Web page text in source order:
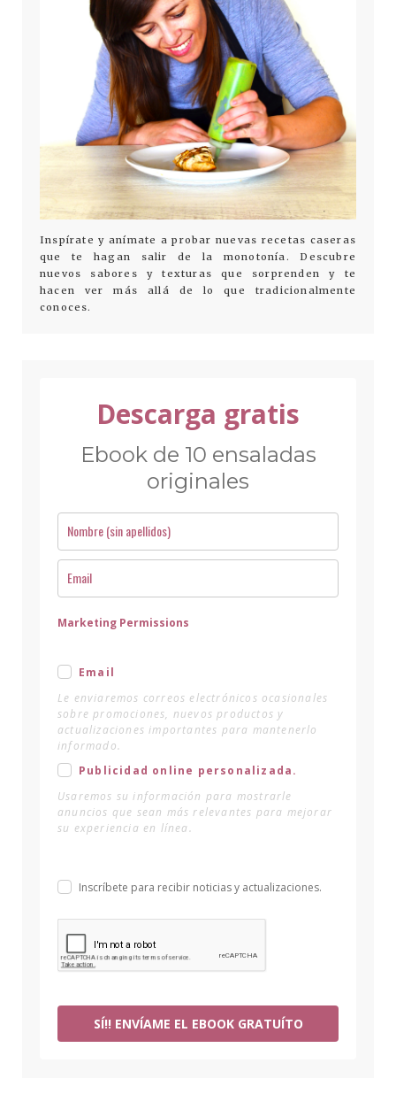
Inspírate y anímate a probar nuevas recetas caseras
que te hagan salir de la monotonía. Descubre
nuevos sabores y texturas que sorprenden y te
hacen ver más allá de lo que tradicionalmente
conoces.
Descarga gratis
Ebook de 10 ensaladas
originales
Marketing Permissions
Email
Le enviaremos correos electrónicos ocasionales
sobre promociones, nuevos productos y
actualizaciones importantes para mantenerlo
informado.
Publicidad online personalizada.
Usaremos su información para mostrarle
anuncios que sean más relevantes para mejorar
su experiencia en línea.
Inscríbete para recibir noticias y actualizaciones.
SÍ!! ENVÍAME EL EBOOK GRATUÍTO